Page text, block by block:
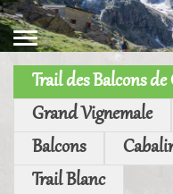
Trail des Balcons de
Grand Vignemale
Balcons
Trail Blanc